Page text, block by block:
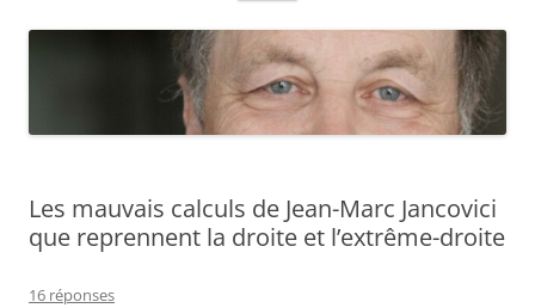
Les mauvais calculs de Jean-Marc Jancovici
que reprennent la droite et l’extrême-droite
16 réponses